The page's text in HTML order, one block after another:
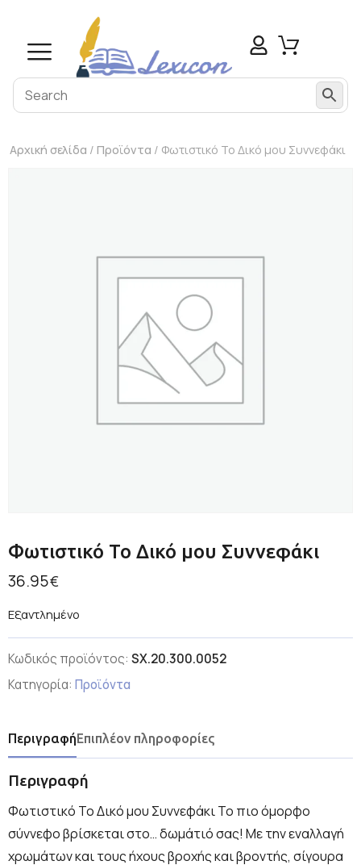
Αρχική σελίδα / Προϊόντα / Φωτιστικό Το Δικό μου Συννεφάκι
Φωτιστικό Το Δικό μου Συννεφάκι
36.95€
Εξαντλημένο
Κωδικός προϊόντος: SX.20.300.0052
Κατηγορία: Προϊόντα
ΠεριγραφήΕπιπλέον πληροφορίες
Περιγραφή
Φωτιστικό Το Δικό μου Συννεφάκι Το πιο όμορφο
σύννεφο βρίσκεται στο… δωμάτιό σας! Με την εναλλαγή
χρωμάτων και τους ήχους βροχής και βροντής, σίγουρα